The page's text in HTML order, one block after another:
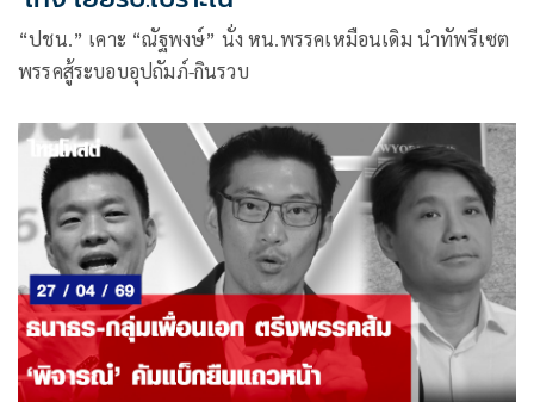
“ปชน.” เคาะ “ณัฐพงษ์” นั่ง หน.พรรคเหมือนเดิม นำทัพรีเซต
พรรคสู้ระบอบอุปถัมภ์-กินรวบ